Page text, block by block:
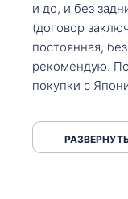
и до, и без
(договор
постоянная,
рекомендую.
покупки с
что заполнить,
приехал за